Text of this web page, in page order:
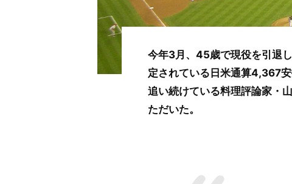
今年3月、45歳で現役を引退
定されている日米通算4,367
追い続けている料理評論家・
ただいた。